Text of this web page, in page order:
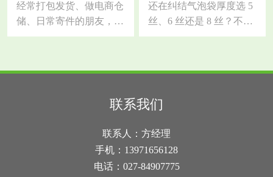
北气泡膜厂家选材知识，
帮大家分清优劣、选对适
配品类，降低包装损耗和
防震、缓冲效果，同时具
备防水、防潮、防刮花的
碎、易损、货品的运输包
袋韧性差，尖锐五金、玻
璃制品易刺破，而共挤膜
采用多层复合共挤工艺，
密闭遮光，具备防水防
潮、防静电多重功能。武
输易淋雨，这款包装滴水
不透，能
经常打包发货、做电商仓
储、日常寄件的朋友，大
概率都纠结过包装选材！
得相似，实际材质、防护
效果、颜值和适用场景差
距超大。选错包装要么货
品磕碰破损，要么过度包
装浪费成本，今天一次性
讲透三者核心区别，新手
还在纠结气泡袋厚度选 5
丝、6 丝还是 8 丝？不同
厚度防护力和成本差很
操经验，帮你理清 3 种常
用厚度的用途差别，新手
也能快速选对先搞懂基础
韧性越强、防护越好，价
联系我们
联系人：方经理
手机：13971656128
电话：027-84907775